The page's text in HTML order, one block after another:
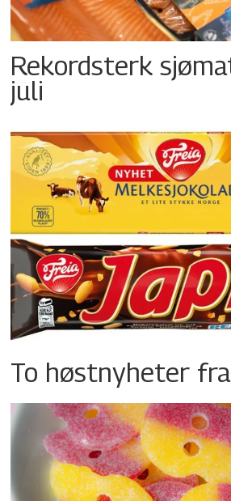
Rekordsterk
juli
To høstnyheter